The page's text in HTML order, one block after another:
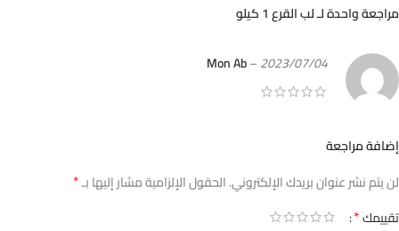
مراجعة واحدة لـلب القرع 1 كيلو
Mon Ab–2023/07/04
إضافة مراجعة
لن يتم نشر عنوان بريدك الإلكتروني.الحقول الإلزامية مشار إليها بـ*
تقييمك*